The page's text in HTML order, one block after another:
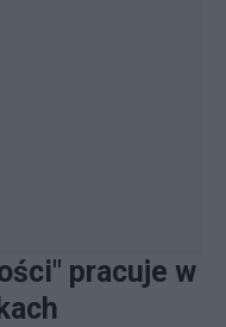
pracuje w